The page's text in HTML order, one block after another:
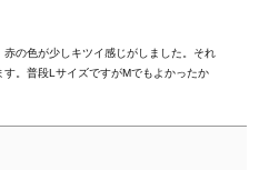
の色が少しキツイ感じがしました。それ
。普段LサイズですがMでもよかったか